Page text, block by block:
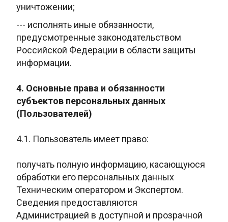
уничтожении;
--- исполнять иные обязанности,
предусмотренные законодательством
Российской Федерации в области защиты
информации.
4. Основные права и обязанности
субъектов персональных данных
(Пользователей)
4.1. Пользователь имеет право:
получать полную информацию, касающуюся
обработки его персональных данных
Техническим оператором и Экспертом.
Сведения предоставляются
Администрацией в доступной и прозрачной